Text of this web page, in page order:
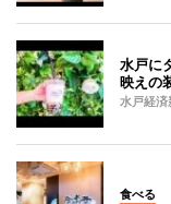
水戸に
映えの
水戸経済
食べる